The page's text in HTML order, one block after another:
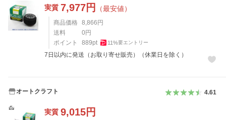
実質 7,977円 （最安値）
商品価格 8,866 円
送料
0 円
ポイント
889pt 11%要エントリー
7日以内に発送（お取り寄せ販売）（休業日を除く）
オートクラフト 4.61
実質 9,015円